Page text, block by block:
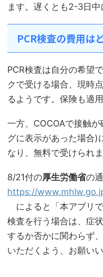
ます。遅くとも2-3日中
PCR検査の費用は
PCR検査は自分の希望
クで受ける場合、現時
るようです。保険も適
一方、COCOAで接触
グに表示があった場合)
なり、無料で受けられま
8/21付の厚生労働省の
https://
によると「本アプリ
検査を行う場合は、症
するか否かに関わらず
いただくよう、お願い